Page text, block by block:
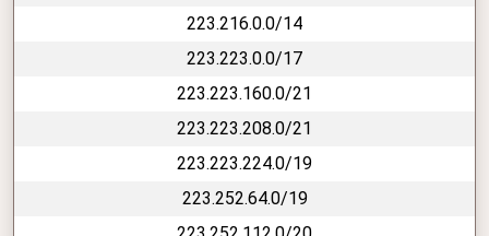
223.216.0.0/14
223.223.0.0/17
223.223.160.0/21
223.223.208.0/21
223.223.224.0/19
223.252.64.0/19